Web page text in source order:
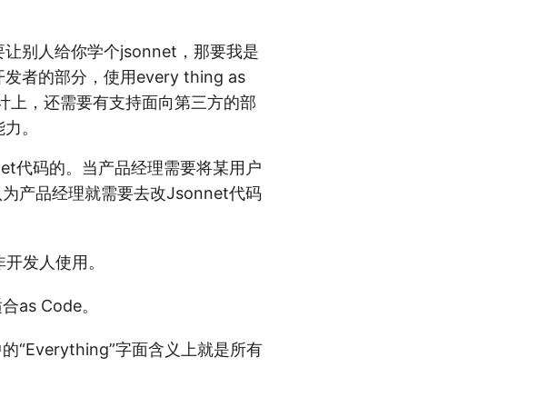
别人给你学个jsonnet，那要我是
发者的部分，使用every thing as
上，还需要有支持面向第三方的部
。
代码的。当产品经理需要将某用户
产品经理就需要去改Jsonnet代码
发人使用。
as Code。
“Everything”字面含义上就是所有